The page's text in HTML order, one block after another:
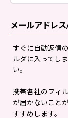
メールアドレ
すぐに自動返信
ルダに入ってし
い。
携帯各社のフィ
が届かないこと
すすめします。